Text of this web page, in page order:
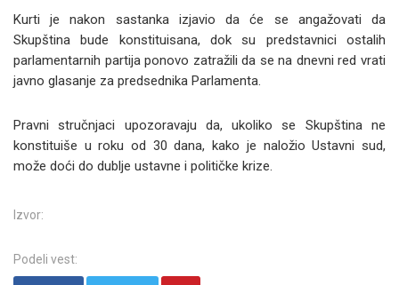
Kurti je nakon sastanka izjavio da će se angažovati da
Skupština bude konstituisana, dok su predstavnici ostalih
parlamentarnih partija ponovo zatražili da se na dnevni red vrati
javno glasanje za predsednika Parlamenta.
Pravni stručnjaci upozoravaju da, ukoliko se Skupština ne
konstituiše u roku od 30 dana, kako je naložio Ustavni sud,
može doći do dublje ustavne i političke krize.
Izvor:
Podeli vest: